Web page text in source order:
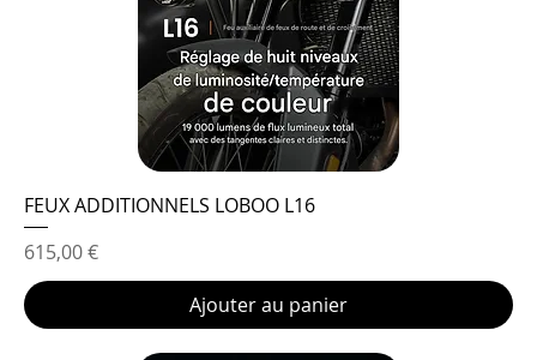
FEUX ADDITIONNELS LOBOO L16
Prix
615,00 €
Ajouter au panier